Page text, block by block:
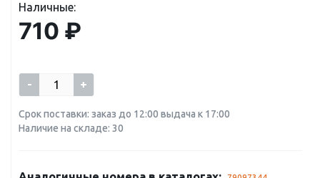
Наличные:
710 ₽
- +
Срок поставки: заказ до 12:00 выдача к 17:00
Наличие на складе: 30